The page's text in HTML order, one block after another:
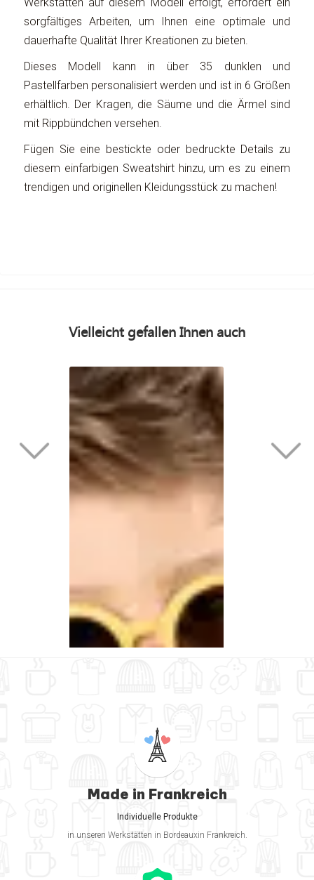
sorgfältiges Arbeiten, um Ihnen eine optimale und
dauerhafte Qualität Ihrer Kreationen zu bieten.
Dieses Modell kann in über 35 dunklen und
Pastellfarben personalisiert werden und ist in 6 Größen
erhältlich. Der Kragen, die Säume und die Ärmel sind
mit Rippbündchen versehen.
Fügen Sie eine bestickte oder bedruckte Details zu
diesem einfarbigen Sweatshirt hinzu, um es zu einem
trendigen und originellen Kleidungsstück zu machen!
Vielleicht gefallen Ihnen auch
Made in Frankreich
Individuelle Produkte
in unseren Werkstätten in Bordeauxin Frankreich.